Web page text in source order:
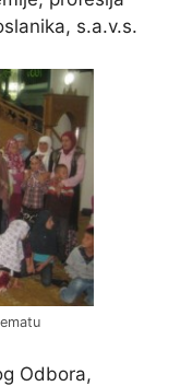
s.a.v.s.
Odbora,